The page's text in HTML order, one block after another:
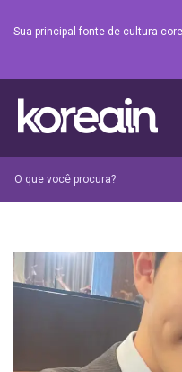
Sua principal fonte de cultura